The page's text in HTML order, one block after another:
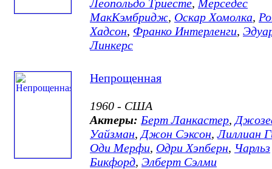
Леопольдо Триесте, Мерседес
МакКэмбридж, Оскар Хомолка,
Хадсон, Франко Интерленги,
Линкерс
Непрощенная
1960 - США
Актеры: Берт Ланкастер,
Уайзман, Джон Сэксон,Лиллиан
Оди Мерфи, Одри Хэпберн, Чарльз
Бикфорд, Элберт Сэлми